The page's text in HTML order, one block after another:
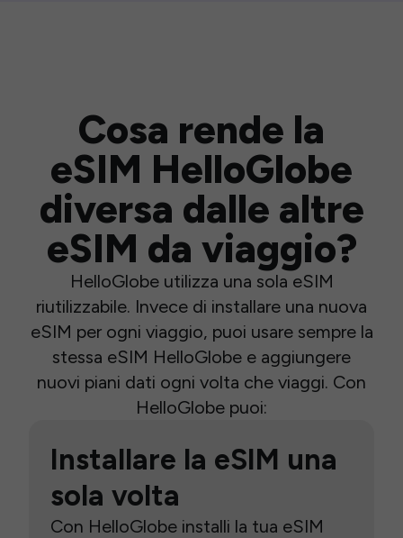
Cosa rende la
eSIM HelloGlobe
diversa dalle altre
eSIM da viaggio?
HelloGlobe utilizza una sola eSIM
riutilizzabile. Invece di installare una nuova
eSIM per ogni viaggio, puoi usare sempre la
stessa eSIM HelloGlobe e aggiungere
nuovi piani dati ogni volta che viaggi. Con
HelloGlobe puoi:
Installare la eSIM una
sola volta
Con HelloGlobe installi la tua eSIM